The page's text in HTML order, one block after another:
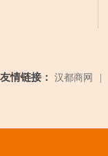
友情链接： 汉都商网